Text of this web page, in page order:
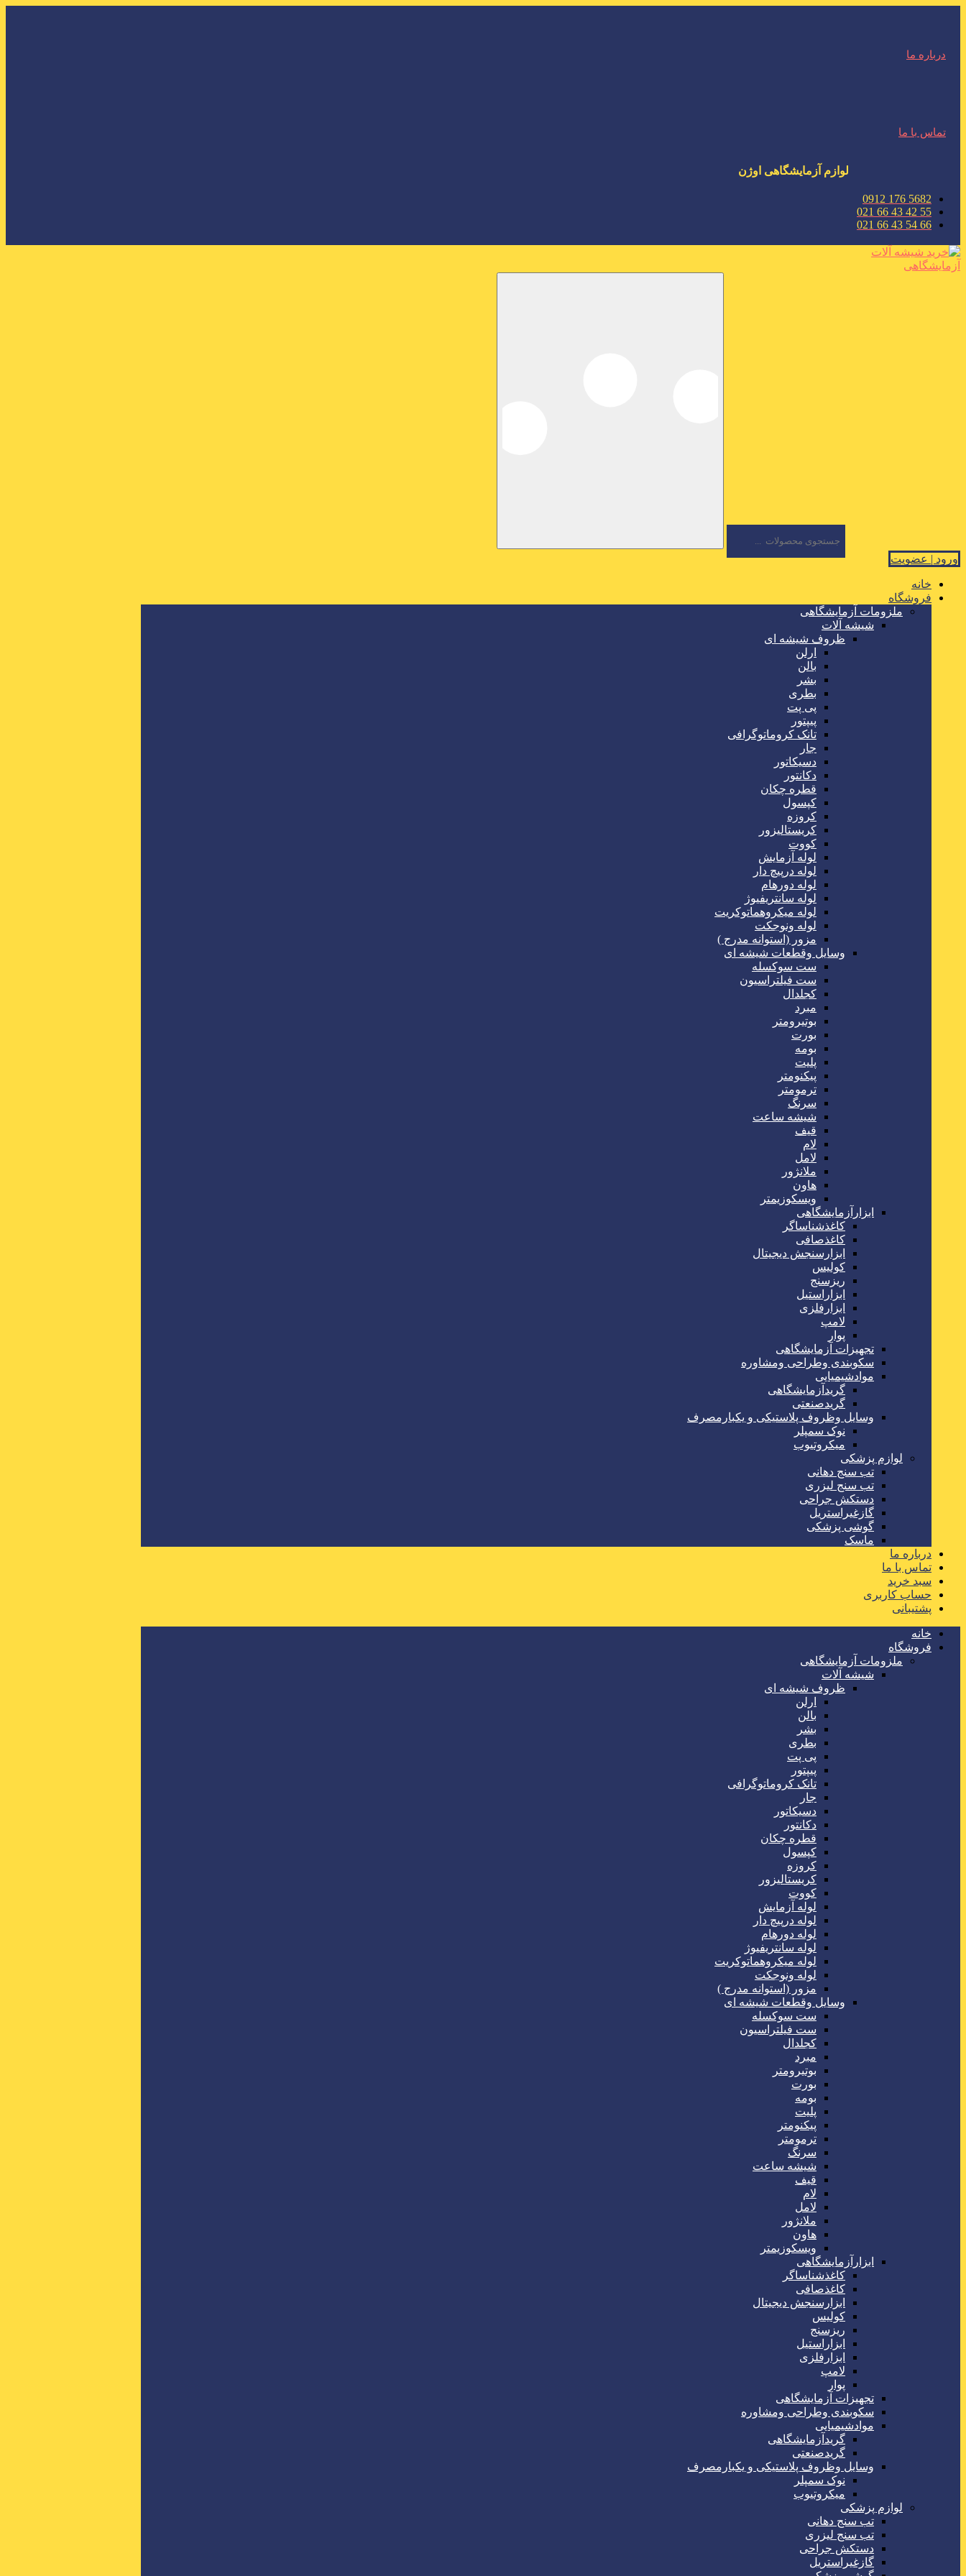
درباره ما
تماس با ما
لوازم آزمایشگاهی اوژن
5682 176 0912
55 42 43 66 021
66 54 43 66 021
ورود | عضویت
خانه
فروشگاه
ملزومات آزمایشگاهی
شیشه آلات
ظروف شیشه ای
ارلن
بالن
بشر
بطری
پی پت
پیپتور
تانک کروماتوگرافی
جار
دسیکاتور
دکانتور
قطره چکان
کپسول
کروزه
کریستالیزور
کووت
لوله آزمایش
لوله درپیچ دار
لوله دورهام
لوله سانتریفیوژ
لوله میکروهماتوکریت
لوله ونوجکت
مزور (استوانه مدرج )
وسایل وقطعات شیشه ای
ست سوکسله
ست فیلتراسیون
کجلدال
مبرد
بوتیرومتر
بورت
بومه
پلیت
پیکنومتر
ترمومتر
سرنگ
شیشه ساعت
قیف
لام
لامل
ملانژور
هاون
ویسکوزیمتر
ابزارآزمایشگاهی
کاغذشناساگر
کاغذصافی
ابزارسنجش دیجیتال
کولیس
ریزسنج
ابزاراستیل
ابزارفلزی
لامپ
پوار
تجهیزات آزمایشگاهی
سکوبندی وطراحی ومشاوره
موادشیمیایی
گریدآزمایشگاهی
گریدصنعتی
وسایل وظروف پلاستیکی و یکبارمصرف
نوک سمپلر
میکروتیوب
لوازم پزشکی
تب سنج دهانی
تب سنج لیزری
دستکش جراحی
گازغیراستریل
گوشی پزشکی
ماسک
درباره ما
تماس با ما
سبد خرید
حساب کاربری
پشتیبانی
خانه
فروشگاه
ملزومات آزمایشگاهی
شیشه آلات
ظروف شیشه ای
ارلن
بالن
بشر
بطری
پی پت
پیپتور
تانک کروماتوگرافی
جار
دسیکاتور
دکانتور
قطره چکان
کپسول
کروزه
کریستالیزور
کووت
لوله آزمایش
لوله درپیچ دار
لوله دورهام
لوله سانتریفیوژ
لوله میکروهماتوکریت
لوله ونوجکت
مزور (استوانه مدرج )
وسایل وقطعات شیشه ای
ست سوکسله
ست فیلتراسیون
کجلدال
مبرد
بوتیرومتر
بورت
بومه
پلیت
پیکنومتر
ترمومتر
سرنگ
شیشه ساعت
قیف
لام
لامل
ملانژور
هاون
ویسکوزیمتر
ابزارآزمایشگاهی
کاغذشناساگر
کاغذصافی
ابزارسنجش دیجیتال
کولیس
ریزسنج
ابزاراستیل
ابزارفلزی
لامپ
پوار
تجهیزات آزمایشگاهی
سکوبندی وطراحی ومشاوره
موادشیمیایی
گریدآزمایشگاهی
گریدصنعتی
وسایل وظروف پلاستیکی و یکبارمصرف
نوک سمپلر
میکروتیوب
لوازم پزشکی
تب سنج دهانی
تب سنج لیزری
دستکش جراحی
گازغیراستریل